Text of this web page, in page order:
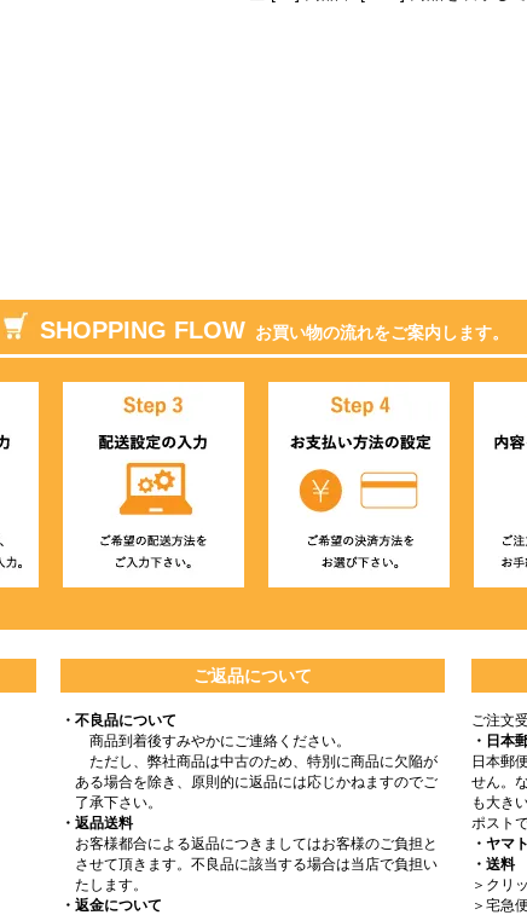
SHOPPING FLOW お買い物の流れをご案内します。
ご返品について
・不良品について
商品到着後すみやかにご連絡ください。
ただし、弊社商品は中古のため、特別に商品に欠陥が
ある場合を除き、原則的に返品には応じかねますのでご
了承下さい。
・返品送料
お客様都合による返品につきましてはお客様のご負担と
させて頂きます。不良品に該当する場合は当店で負担い
たします。
・返金について
ご注文
・日本
日本郵
せん。
も大き
ポスト
・ヤマ
・送料
＞クリ
＞宅急